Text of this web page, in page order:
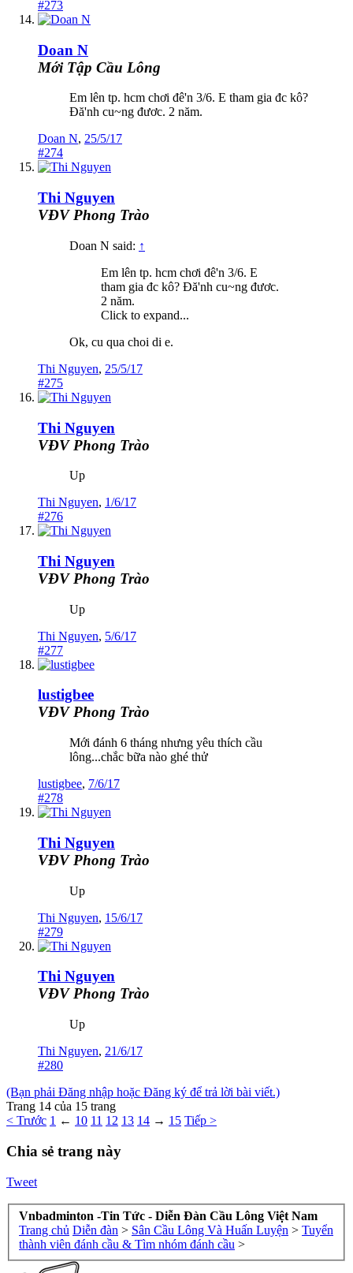
#273
Doan N
Mới Tập Cầu Lông
Em lên tp. hcm chơi đê'n 3/6. E tham gia đc kô?
Đă'nh cu~ng đươc. 2 năm.
Doan N, 25/5/17
#274
Thi Nguyen
VĐV Phong Trào
Doan N said: ↑
Em lên tp. hcm chơi đê'n 3/6. E
tham gia đc kô? Đă'nh cu~ng đươc.
2 năm.
Click to expand...
Ok, cu qua choi di e.
Thi Nguyen, 25/5/17
#275
Thi Nguyen
VĐV Phong Trào
Up
Thi Nguyen, 1/6/17
#276
Thi Nguyen
VĐV Phong Trào
Up
Thi Nguyen, 5/6/17
#277
lustigbee
VĐV Phong Trào
Mới đánh 6 tháng nhưng yêu thích cầu
lông...chắc bữa nào ghé thử
lustigbee, 7/6/17
#278
Thi Nguyen
VĐV Phong Trào
Up
Thi Nguyen, 15/6/17
#279
Thi Nguyen
VĐV Phong Trào
Up
Thi Nguyen, 21/6/17
#280
(Bạn phải Đăng nhập hoặc Đăng ký để trả lời bài viết.)
Trang 14 của 15 trang
< Trước 1 ← 10 11 12 13 14 → 15 Tiếp >
Chia sẻ trang này
Tweet
Vnbadminton -Tin Tức - Diễn Đàn Cầu Lông Việt Nam
Trang chủ Diễn đàn > Sân Cầu Lông Và Huấn Luyện > Tuyển
thành viên đánh cầu & Tìm nhóm đánh cầu >